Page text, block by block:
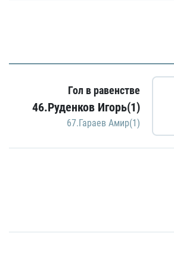
Гол в равенстве
46.Руденков Игорь(1)
67.Гараев Амир(1)